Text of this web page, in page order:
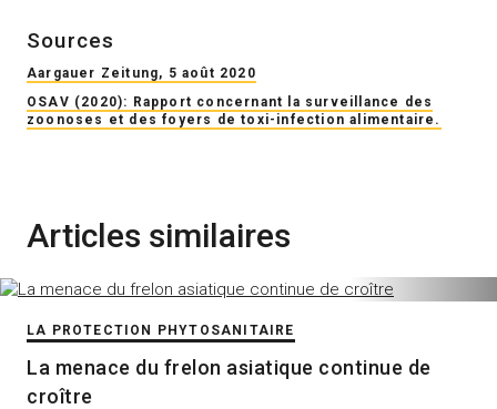
Sources
Aargauer Zeitung, 5 août 2020
OSAV (2020): Rapport concernant la surveillance des
zoonoses et des foyers de toxi-infection alimentaire.
Articles similaires
LA PROTECTION PHYTOSANITAIRE
La menace du frelon asiatique continue de
croître